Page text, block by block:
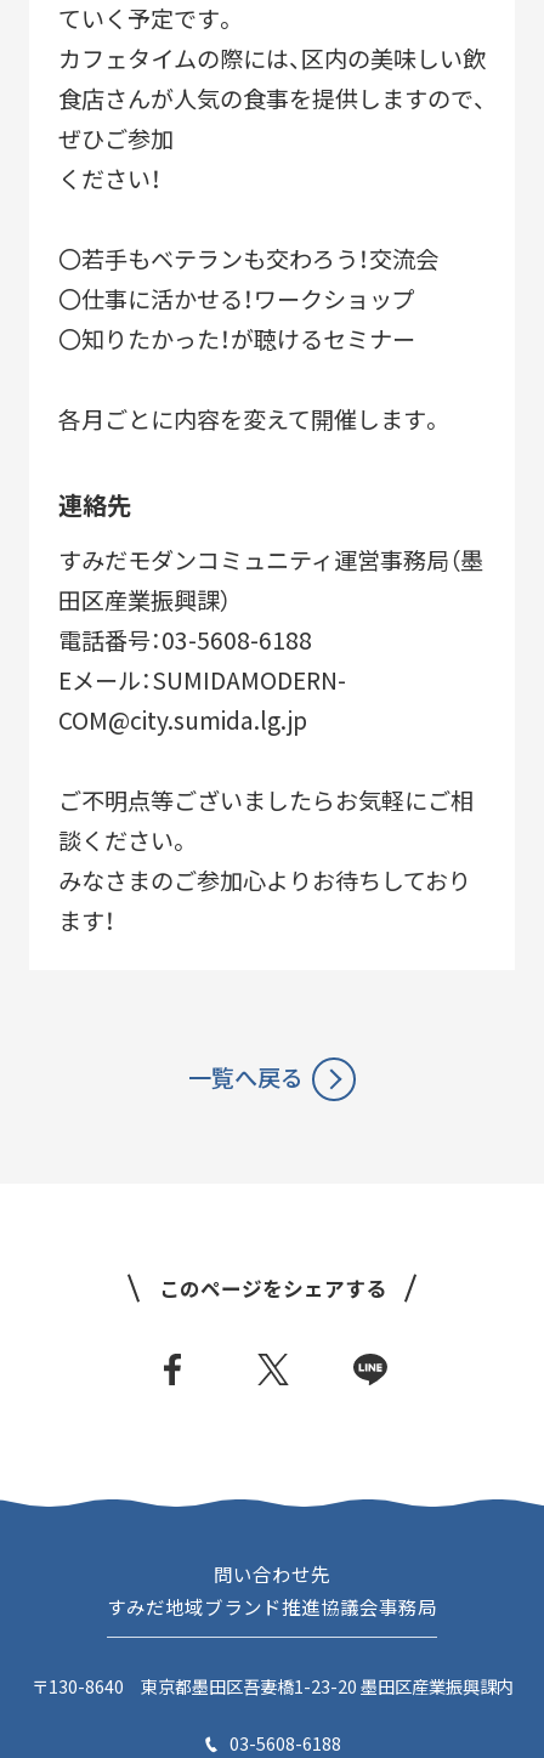
ていく予定です。
カフェタイムの際には、区内の美味しい飲
食店さんが人気の食事を提供しますので、
ぜひご参加
ください！
〇若手もベテランも交わろう！交流会
〇仕事に活かせる！ワークショップ
〇知りたかった！が聴けるセミナー
各月ごとに内容を変えて開催します。
連絡先
すみだモダンコミュニティ運営事務局（墨
田区産業振興課）
電話番号：03-5608-6188
Eメール：SUMIDAMODERN-
COM@city.sumida.lg.jp
ご不明点等ございましたらお気軽にご相
談ください。
みなさまのご参加心よりお待ちしており
ます！
一覧へ戻る
このページをシェアする
問い合わせ先
すみだ地域ブランド推進協議会事務局
〒130-8640 東京都墨田区吾妻橋1-23-20 墨田区産業振興課内
03-5608-6188